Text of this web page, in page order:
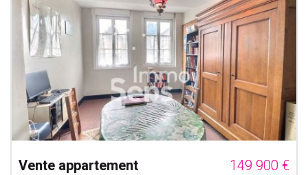
Vente appartement
149 900 €